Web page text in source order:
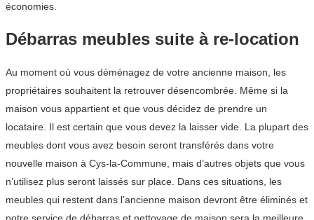
économies.
Débarras meubles suite à re-location
Au moment où vous déménagez de votre ancienne maison, les
propriétaires souhaitent la retrouver désencombrée. Même si la
maison vous appartient et que vous décidez de prendre un
locataire. Il est certain que vous devez la laisser vide. La plupart des
meubles dont vous avez besoin seront transférés dans votre
nouvelle maison à Cys-la-Commune, mais d’autres objets que vous
n’utilisez plus seront laissés sur place. Dans ces situations, les
meubles qui restent dans l’ancienne maison devront être éliminés et